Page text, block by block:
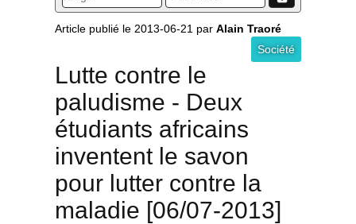
Article publié le 2013-06-21 par Alain Traoré
Société
Lutte contre le
paludisme - Deux
étudiants africains
inventent le savon
pour lutter contre la
maladie [06/07-2013]